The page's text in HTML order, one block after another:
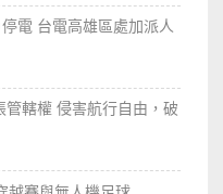
電 台電高雄區處加派人
轄權 侵害航行自由，破